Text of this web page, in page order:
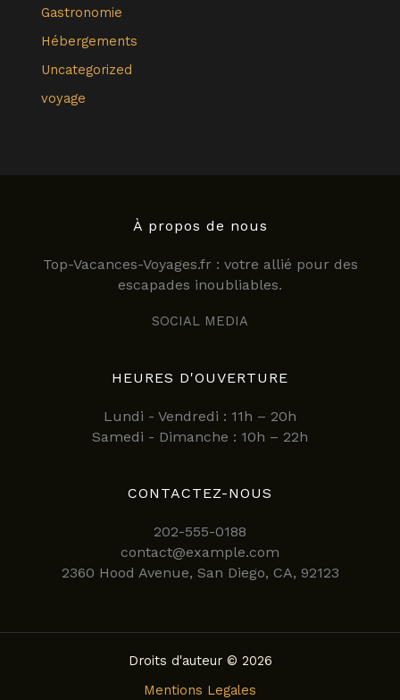
Gastronomie
Hébergements
Uncategorized
voyage
À propos de nous
Top-Vacances-Voyages.fr : votre allié pour des
escapades inoubliables.
SOCIAL MEDIA
HEURES D'OUVERTURE
Lundi - Vendredi : 11h – 20h
Samedi - Dimanche : 10h – 22h
CONTACTEZ-NOUS
202-555-0188
contact@example.com
2360 Hood Avenue, San Diego, CA, 92123
Droits d'auteur © 2026
Mentions Legales